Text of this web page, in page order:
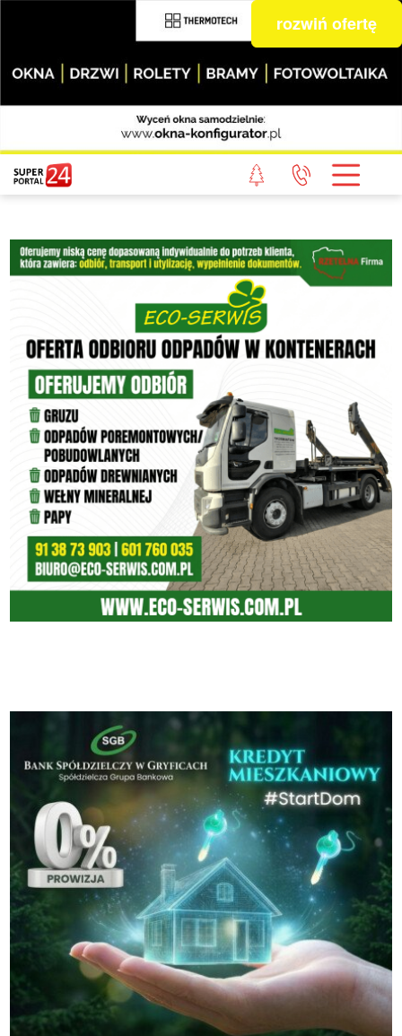
rozwiń ofertę
STRONA GŁÓWNA
POWIAT GRYFICKI
WIADOMOŚCI Z LASU
STUDIO SUPERPORTALU
REDAKCJA
REGULAMIN